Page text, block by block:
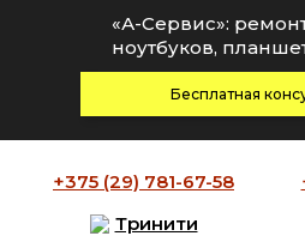
+375 (29) 781-67-58
Тринити
«А-Сервис»:
ноутбуков,
Бесплатная